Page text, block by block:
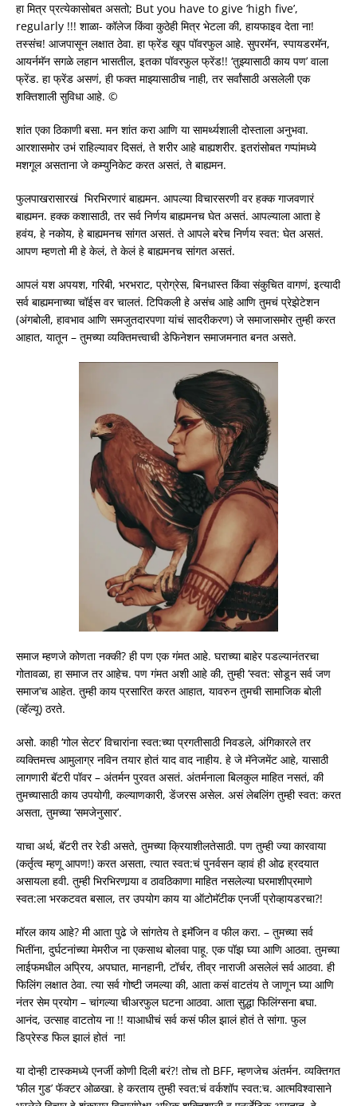
हा मित्र प्रत्येकासोबत असतो; But you have to give ‘high five’,
regularly !!! शाळा- कॉलेज किंवा कुठेही मित्र भेटला की, हायफाइव देता ना!
तस्संच! आजपासून लक्षात ठेवा. हा फ्रेंड खूप पॉवरफुल आहे. सुपरमॅन, स्पायडरमॅन,
आयर्नमॅन सगळे लहान भासतील, इतका पॉवरफुल फ्रेंड!! ‘तुझ्यासाठी काय पण’ वाला
फ्रेंड. हा फ्रेंड असणं, ही फक्त माझ्यासाठीच नाही, तर सर्वांसाठी असलेली एक
शक्तिशाली सुविधा आहे. ©
शांत एका ठिकाणी बसा. मन शांत करा आणि या सामर्थ्यशाली दोस्ताला अनुभवा.
आरशासमोर उभं राहिल्यावर दिसतं, ते शरीर आहे बाह्यशरीर. इतरांसोबत गप्पांमध्ये
मशगूल असताना जे कम्युनिकेट करत असतं, ते बाह्यमन.
फुलपाखरासारखं भिरभिरणारं बाह्यमन. आपल्या विचारसरणी वर हक्क गाजवणारं
बाह्यमन. हक्क कशासाठी, तर सर्व निर्णय बाह्यमनच घेत असतं. आपल्याला आता हे
हवंय, हे नकोय, हे बाह्यमनच सांगत असतं. ते आपले बरेच निर्णय स्वत: घेत असतं.
आपण म्हणतो मी हे केलं, ते केलं हे बाह्यमनच सांगत असतं.
आपलं यश अपयश, गरिबी, भरभराट, प्रोग्रेस, बिनधास्त किंवा संकुचित वागणं, इत्यादी
सर्व बाह्यमनाच्या चॉईस वर चालतं. टिपिकली हे असंच आहे आणि तुमचं प्रेझेटेशन
(अंगबोली, हावभाव आणि समजुतदारपणा यांचं सादरीकरण) जे समाजासमोर तुम्ही करत
आहात, यातून – तुमच्या व्यक्तिमत्त्वाची डेफिनेशन समाजमनात बनत असते.
समाज म्हणजे कोणता नक्की? ही पण एक गंमत आहे. घराच्या बाहेर पडल्यानंतरचा
गोतावळा, हा समाज तर आहेच. पण गंमत अशी आहे की, तुम्ही ‘स्वत: सोडून सर्व जण
समाज’च आहेत. तुम्ही काय प्रसारित करत आहात, यावरुन तुमची सामाजिक बोली
(व्हॅल्यू) ठरते.
असो. काही ‘गोल सेटर’ विचारांना स्वत:च्या प्रगतीसाठी निवडले, अंगिकारले तर
व्यक्तिमत्त्व आमुलाग्र नविन तयार होतं याद वाद नाहीय. हे जे मॅनेजमेंट आहे, यासाठी
लागणारी बॅटरी पॉवर – अंतर्मन पुरवत असतं. अंतर्मनाला बिलकुल माहित नसतं, की
तुमच्यासाठी काय उपयोगी, कल्याणकारी, डेंजरस असेल. असं लेबलिंग तुम्ही स्वत: करत
असता, तुमच्या ‘समजेनुसार’.
याचा अर्थ, बॅटरी तर रेडी असते, तुमच्या क्रियाशीलतेसाठी. पण तुम्ही ज्या कारवाया
(कर्तृत्व म्हणू आपण!) करत असता, त्यात स्वत:चं पुनर्वसन व्हावं ही ओढ ह्रदयात
असायला हवी. तुम्ही भिरभिरणार्‍या व ठावठिकाणा माहित नसलेल्या घरमाशीप्रमाणे
स्वत:ला भरकटवत बसाल, तर उपयोग काय या ऑटोमॅटीक एनर्जी प्रोव्हायडरचा?!
मॉरल काय आहे? मी आता पुढे जे सांगतेय ते इमॅजिन व फील करा. – तुमच्या सर्व
भितींना, दुर्घटनांच्या मेमरीज ना एकसाथ बोलवा पाहू. एक पॉझ घ्या आणि आठवा. तुमच्या
लाईफमधील अप्रिय, अपघात, मानहानी, टॉर्चर, तीव्र नाराजी असलेलं सर्व आठवा. ही
फिलिंग लक्षात ठेवा. त्या सर्व गोष्टी जमल्या की, आता कसं वाटतंय ते जाणून घ्या आणि
नंतर सेम प्रयोग – चांगल्या चीअरफुल घटना आठवा. आता सुद्धा फिलिंग्सना बघा.
आनंद, उत्साह वाटतोय ना !! याआधीचं सर्व कसं फील झालं होतं ते सांगा. फुल
डिप्रेस्ड फिल झालं होतं ना!
या दोन्ही टास्कमध्ये एनर्जी कोणी दिली बरं?! तोच तो BFF, म्हणजेच अंतर्मन. व्यक्तिगत
‘फील गुड’ फॅक्टर ओळखा. हे करताय तुम्ही स्वत:चं वर्कशॉप स्वत:च. आत्मविश्वासाने